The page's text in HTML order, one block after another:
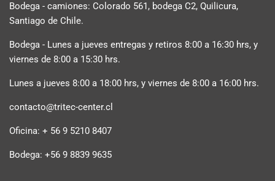
Bodega - camiones: Colorado 561, bodega C2, Quilicura,
Santiago de Chile.
Bodega - Lunes a jueves entregas y retiros 8:00 a 16:30 hrs, y
viernes de 8:00 a 15:30 hrs.
Lunes a jueves 8:00 a 18:00 hrs, y viernes de 8:00 a 16:00 hrs.
contacto@tritec-center.cl
Oficina: + 56 9 5210 8407
Bodega: +56 9 8839 9635